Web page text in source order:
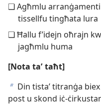
❑ Agħmlu
tissellfu tingħata lura
❑ Ħallu f’idejn oħrajn
jagħmlu huma
[Nota taʼ taħt]
b Din tistaʼ titranġa
post u skond iċ-​